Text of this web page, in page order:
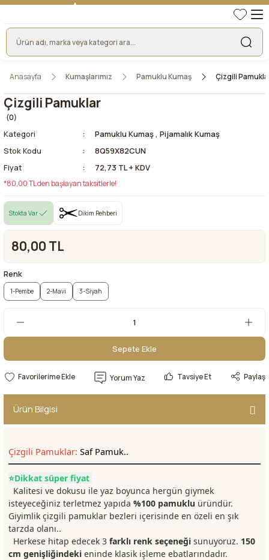
Anasayfa Kumaşlarımız Pamuklu Kumaş Çizgili
Çizgili Pamuklar
(0)
Kategori Pamuklu Kumaş, Pijamalık Kumaş
Stok Kodu
8Q59X82CUN
Fiyat
72,73 TL + KDV
*80,00 TL den başlayan taksitlerle!
Stokta Var Dikim Rehberi
80,00 TL
Renk
1-Pembe 2-Mavi 3-Siyah
Sepete Ekle
Sepete Ekle
Yorum Yaz Tavsiye Et Paylaş
Ürün Bilgisi
Çizgili Pamuklar: Saf Pamuk..
⭐Dikkat süper fiyat
Kalitesi ve dokusu ile yaz boyunca hergün giymek
isteyeceğiniz terletmez yapıda %100 pamuklu üründür.
Giyimlik çizgili pamuklar bezleri içerisinde en özeli en şık
tarzda olanı..
Herkese hitap edecek 3 farklı renk seçeneği sunuyoruz. 150
cm genişliğindeki eninde klasik işleme ebatlarındadır.